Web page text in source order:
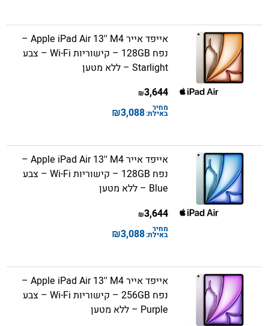
אייפד אייר Apple iPad Air 13'' M4 –
נפח 128GB – קישוריות Wi-Fi – צבע
Starlight – ללא מטען
3,644
₪
מחיר
באילת:3,088
₪
אייפד אייר Apple iPad Air 13'' M4 –
נפח 128GB – קישוריות Wi-Fi – צבע
Blue – ללא מטען
3,644
₪
מחיר
באילת:3,088
₪
אייפד אייר Apple iPad Air 13'' M4 –
נפח 256GB – קישוריות Wi-Fi – צבע
Purple – ללא מטען